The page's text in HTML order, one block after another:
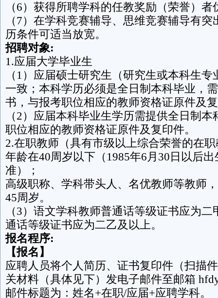
（6）获得所聘学科的任教奖励（荣誉）者
（7）在学科竞赛辅导、思维竞赛辅导有
历条件可适当放宽。
招聘对象:
1.应届大学毕业生
（1）应届硕士研究生（研究生或本科生
一致；本科学历必须是全日制本科毕业，
书，与报考职位相应的教师资格证原件及
（2）应届本科毕业生学历需提供全日制
职位相应的教师资格证原件及复印件。
2.在职教师（具有市级以上综合荣誉的在
年龄在40周岁以下（1985年6月30日以后
准）；
高级职称、学科带头人、名优教师等教师
45周岁。
（3）语文学科教师普通话等级证书应为
通话等级证书应为二乙及以上。
报名程序:
【报名】
应聘人员将个人简历、证书复印件（扫描
关材料（具体见下）发电子邮件至邮箱
邮件标题为：姓名+在职/应届+应聘学科。